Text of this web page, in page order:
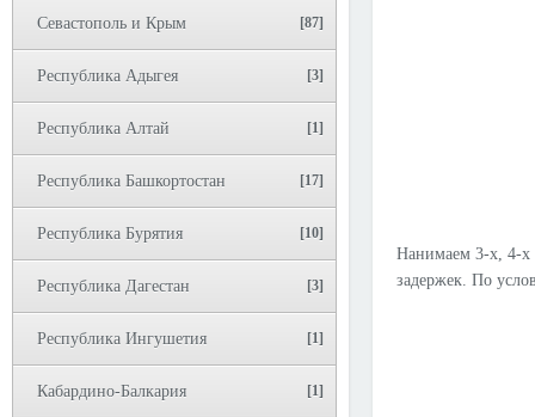
Севастополь и Крым [87]
Республика Адыгея [3]
Республика Алтай [1]
Республика Башкортостан [17]
Республика Бурятия [10]
Республика Дагестан [3]
Республика Ингушетия [1]
Кабардино-Балкария [1]
Нанимаем 3-х, 4-х
задержек. По